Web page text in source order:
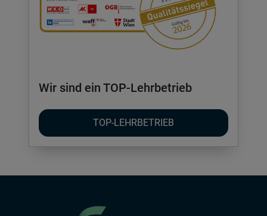
Wir sind ein TOP-Lehrbetrieb
TOP-LEHRBETRIEB